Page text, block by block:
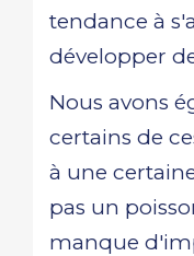
tendance à
développer
Nous avons
certains de
à une
pas un
manque